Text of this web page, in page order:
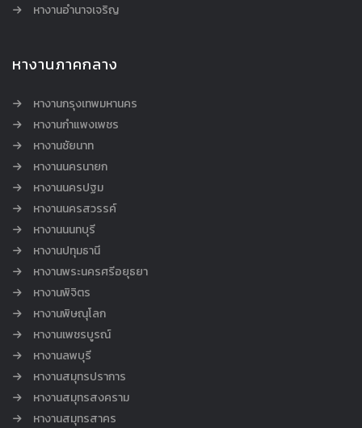
หางานอำนาจเจริญ
หางานภาคกลาง
หางานกรุงเทพมหานคร
หางานกำแพงเพชร
หางานชัยนาท
หางานนครนายก
หางานนครปฐม
หางานนครสวรรค์
หางานนนทบุรี
หางานปทุมธานี
หางานพระนครศรีอยุธยา
หางานพิจิตร
หางานพิษณุโลก
หางานเพชรบูรณ์
หางานลพบุรี
หางานสมุทรปราการ
หางานสมุทรสงคราม
หางานสมุทรสาคร